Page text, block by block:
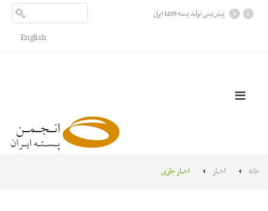
پیش بینی تولید پسته 1405 ایران ›
‹
English
خانه اخبار اخبار جاری